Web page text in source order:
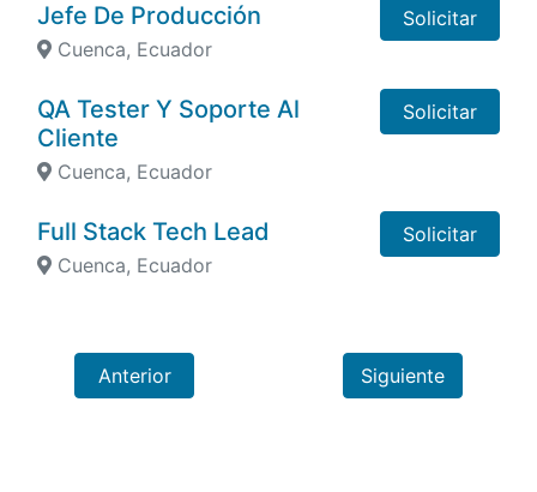
Jefe De Producción
Cuenca, Ecuador
Solicitar
QA Tester Y Soporte Al
Cliente
Cuenca, Ecuador
Solicitar
Full Stack Tech Lead
Cuenca, Ecuador
Solicitar
Anterior Siguiente